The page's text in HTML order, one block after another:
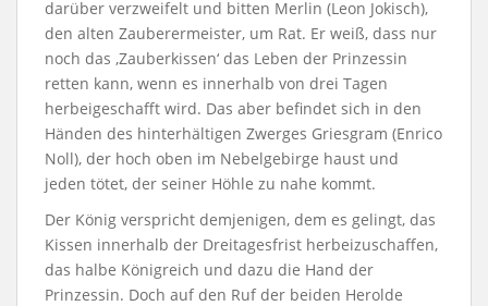
darüber verzweifelt und bitten Merlin (Leon Jokisch),
den alten Zauberermeister, um Rat. Er weiß, dass nur
noch das ‚Zauberkissen‘ das Leben der Prinzessin
retten kann, wenn es innerhalb von drei Tagen
herbeigeschafft wird. Das aber befindet sich in den
Händen des hinterhältigen Zwerges Griesgram (Enrico
Noll), der hoch oben im Nebelgebirge haust und
jeden tötet, der seiner Höhle zu nahe kommt.
Der König verspricht demjenigen, dem es gelingt, das
Kissen innerhalb der Dreitagesfrist herbeizuschaffen,
das halbe Königreich und dazu die Hand der
Prinzessin. Doch auf den Ruf der beiden Herolde